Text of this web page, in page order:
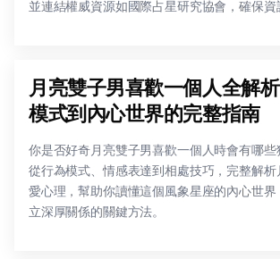
並連結權威資源如國際占星研究協會，確保資
月亮雙子男喜歡一個人全解
模式到內心世界的完整指南
你是否好奇月亮雙子男喜歡一個人時會有哪些
從行為模式、情感表達到相處技巧，完整解
愛心理，幫助你讀懂這個風象星座的內心世界
立深厚關係的關鍵方法。